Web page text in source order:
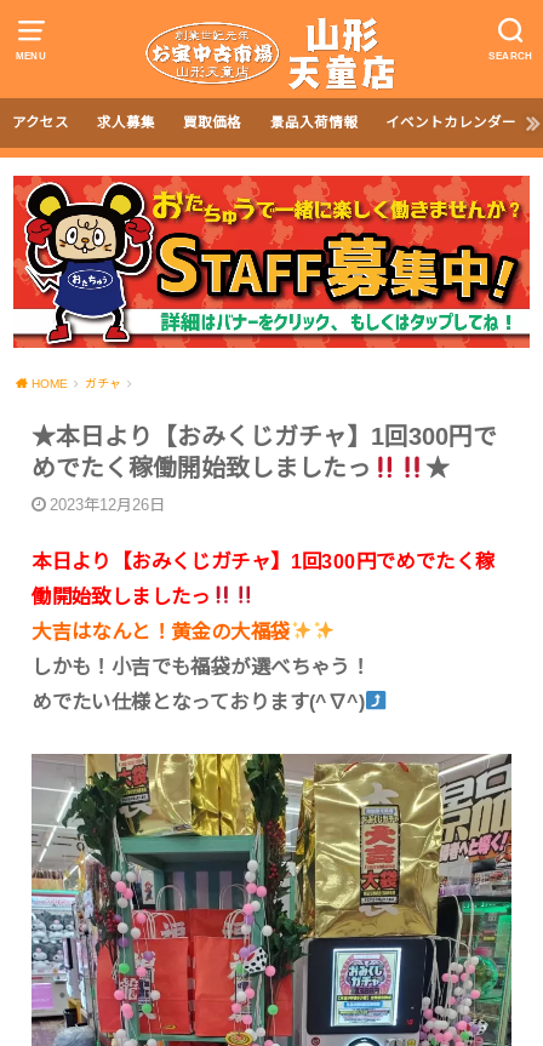
MENU SEARCH
アクセス 求人募集 買取価格 景品入荷情報 イベントカレンダー
HOME ガチャ
★本日より【おみくじガチャ】1回300円で
めでたく稼働開始致しましたっ
★
2023年12月26日
本日より【おみくじガチャ】1回300円でめでたく稼
働開始致しましたっ
大吉はなんと！黄金の大福袋
しかも！小吉でも福袋が選べちゃう！
めでたい仕様となっております(^∇^)